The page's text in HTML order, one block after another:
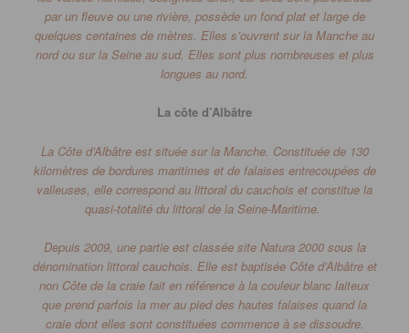
par un fleuve ou une rivière, possède un fond plat et large de
quelques centaines de mètres. Elles s’ouvrent sur la Manche au
nord ou sur la Seine au sud. Elles sont plus nombreuses et plus
longues au nord.
La côte d’Albâtre
La Côte d’Albâtre est située sur la Manche. Constituée de 130
kilomètres de bordures maritimes et de falaises entrecoupées de
valleuses, elle correspond au littoral du cauchois et constitue la
quasi-totalité du littoral de la Seine-Maritime.
Depuis 2009, une partie est classée site Natura2000 sous la
dénomination littoral cauchois. Elle est baptisée Côte d’Albâtre et
non Côte de la craie fait en référence à la couleur blanc laiteux
que prend parfois la mer au pied des hautes falaises quand la
craie dont elles sont constituées commence à se dissoudre.